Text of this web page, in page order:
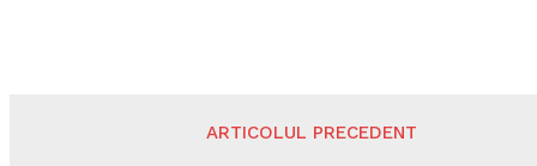
ARTICOLUL PRECEDENT